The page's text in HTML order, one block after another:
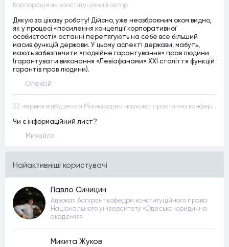
Корпорація як конституційний актор
Дякую за цікаву роботу! Дійсно, уже неозброєним оком видно,
як у процесі «посилення концепції корпоративної
особистості» останні перетягують на себе все більший
масив функцій держави. У цьому аспекті держави, мабуть,
мають забезпечити «подвійне гарантування» прав людини
(гарантувати виконання «Левіафанами» ХХІ століття функцій
гарантів прав людини).
Олексій
22 червня відбудеться Міжнародна науково-практична конференція “Конституційна демократія в умовах загроз територіальній цілісності та національній безпеці”
Чи є інформаційний лист?
Михайло
Найактивнiшi користувачi
Павло Синицин
Адвокат. Аспірант кафедри конституційного права
Національного університету «Одеська юридична
академія»
Микита Жуков